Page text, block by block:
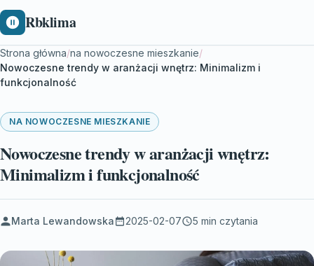
Rbklima
Strona główna/na nowoczesne mieszkanie/
Nowoczesne trendy w aranżacji wnętrz: Minimalizm i
funkcjonalność
NA NOWOCZESNE MIESZKANIE
Nowoczesne trendy w aranżacji wnętrz:
Minimalizm i funkcjonalność
Marta Lewandowska 2025-02-07 5 min czytania